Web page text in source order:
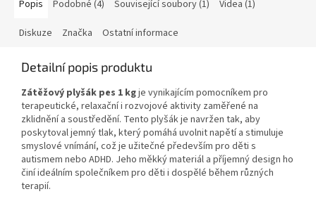
Popis Podobné (4) Související soubory (1) Videa (1)
Diskuze Značka Ostatní informace
Detailní popis produktu
Zátěžový plyšák pes 1 kgje vynikajícím pomocníkem pro
terapeutické, relaxační i rozvojové aktivity zaměřené na
zklidnění a soustředění. Tento plyšák je navržen tak, aby
poskytoval jemný tlak, který pomáhá uvolnit napětí a stimuluje
smyslové vnímání, což je užitečné především pro děti s
autismem nebo ADHD. Jeho měkký materiál a příjemný design ho
činí ideálním společníkem pro děti i dospělé během různých
terapií.